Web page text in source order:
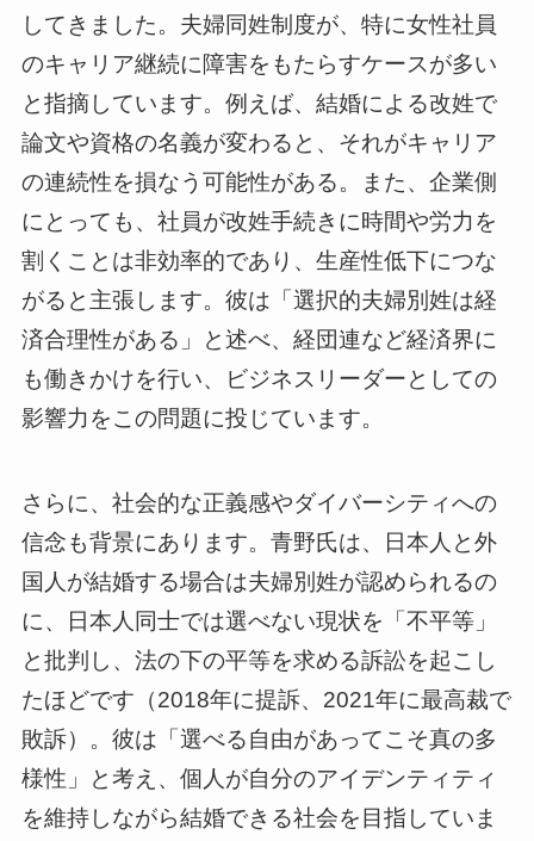
してきました。夫婦同姓制度が、特に女性社員
のキャリア継続に障害をもたらすケースが多い
と指摘しています。例えば、結婚による改姓で
論文や資格の名義が変わると、それがキャリア
の連続性を損なう可能性がある。また、企業側
にとっても、社員が改姓手続きに時間や労力を
割くことは非効率的であり、生産性低下につな
がると主張します。彼は「選択的夫婦別姓は経
済合理性がある」と述べ、経団連など経済界に
も働きかけを行い、ビジネスリーダーとしての
影響力をこの問題に投じています。
さらに、社会的な正義感やダイバーシティへの
信念も背景にあります。青野氏は、日本人と外
国人が結婚する場合は夫婦別姓が認められるの
に、日本人同士では選べない現状を「不平等」
と批判し、法の下の平等を求める訴訟を起こし
たほどです（2018年に提訴、2021年に最高裁で
敗訴）。彼は「選べる自由があってこそ真の多
様性」と考え、個人が自分のアイデンティティ
を維持しながら結婚できる社会を目指していま